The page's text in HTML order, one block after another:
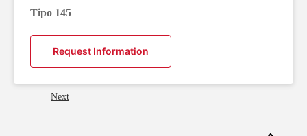
Tipo 145
Request Information
Next